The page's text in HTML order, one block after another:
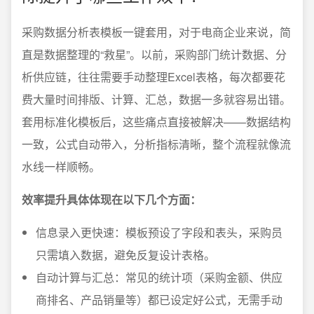
采购数据分析表模板一键套用，对于电商企业来说，简
直是数据整理的“救星”。以前，采购部门统计数据、分
析供应链，往往需要手动整理Excel表格，每次都要花
费大量时间排版、计算、汇总，数据一多就容易出错。
套用标准化模板后，这些痛点直接被解决——数据结构
一致，公式自动带入，分析指标清晰，整个流程就像流
水线一样顺畅。
效率提升具体体现在以下几个方面：
信息录入更快速：模板预设了字段和表头，采购员
只需填入数据，避免反复设计表格。
自动计算与汇总：常见的统计项（采购金额、供应
商排名、产品销量等）都已设定好公式，无需手动